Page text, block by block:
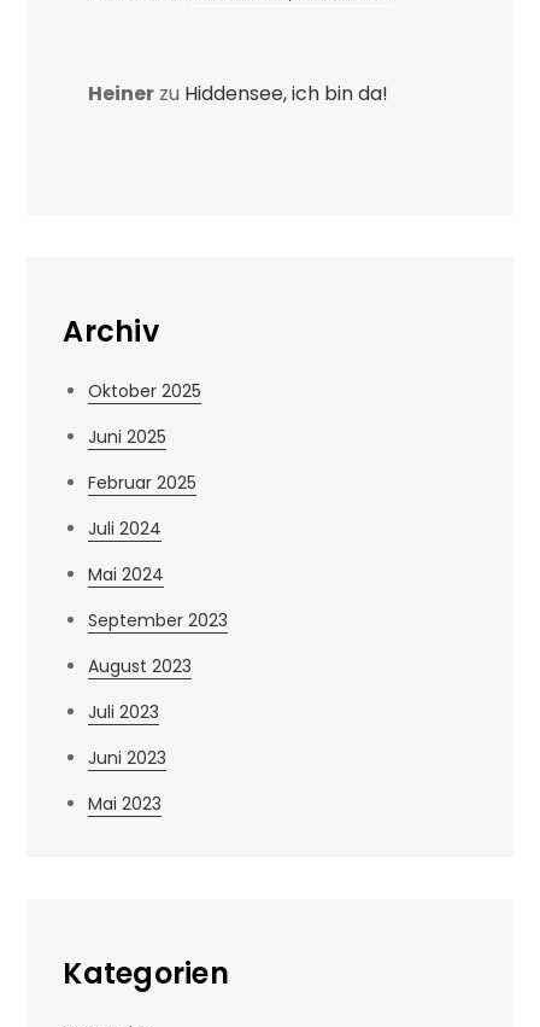
Heiner zu Hiddensee, ich bin da!
Archiv
Oktober 2025
Juni 2025
Februar 2025
Juli 2024
Mai 2024
September 2023
August 2023
Juli 2023
Juni 2023
Mai 2023
Kategorien